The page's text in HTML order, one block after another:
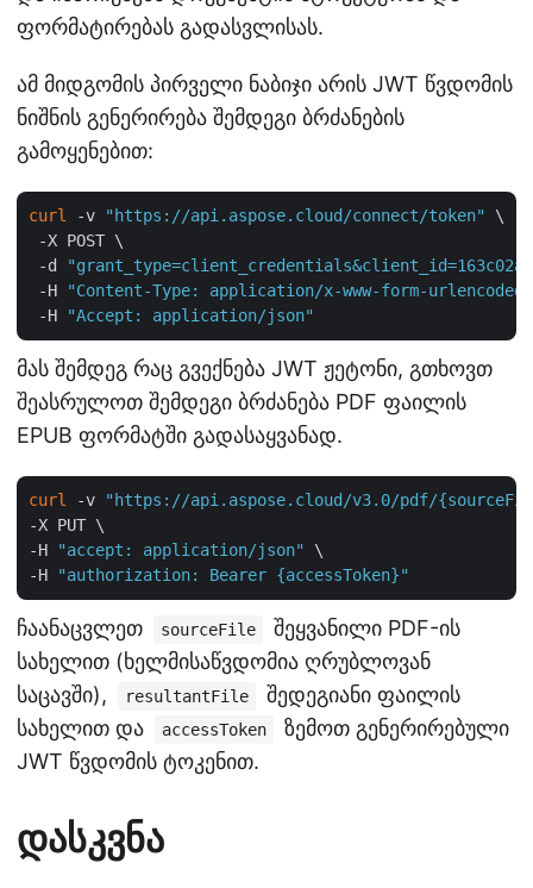
ფორმატირებას გადასვლისას.
ამ მიდგომის პირველი ნაბიჯი არის JWT წვდომის
ნიშნის გენერირება შემდეგი ბრძანების
გამოყენებით:
curl -v "https://api.aspose.cloud/connect/token"
\
-X POST \
-d
-H
"Content-Type: application/x-www-form-urlencoded"
-H
"Accept: application/json"
მას შემდეგ რაც გვექნება JWT ჟეტონი, გთხოვთ
შეასრულოთ შემდეგი ბრძანება PDF ფაილის
EPUB ფორმატში გადასაყვანად.
curl -v
"https://api.aspose.cloud/v3.0/pdf/
-X PUT \
-H
"accept: application/json"
\
-H
"authorization: Bearer {accessToken}"
ჩაანაცვლეთ sourceFile
შეყვანილი PDF-ის
სახელით (ხელმისაწვდომია ღრუბლოვან
საცავში),
resultantFile
შედეგიანი ფაილის
სახელით და
accessToken
ზემოთ გენერირებული
JWT წვდომის ტოკენით.
დასკვნა